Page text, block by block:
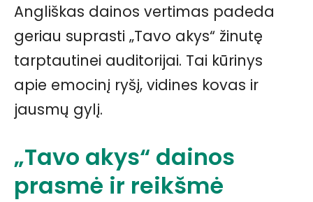
Angliškas dainos vertimas padeda
geriau suprasti „Tavo akys“ žinutę
tarptautinei auditorijai. Tai kūrinys
apie emocinį ryšį, vidines kovas ir
jausmų gylį.
„Tavo akys“ dainos
prasmė ir reikšmė